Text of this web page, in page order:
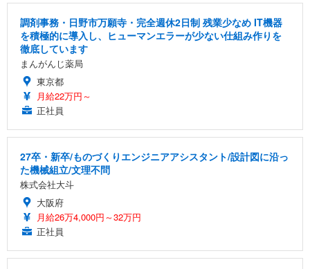
調剤事務・日野市万願寺・完全週休2日制 残業少なめ IT機器
を積極的に導入し、ヒューマンエラーが少ない仕組み作りを
徹底しています
まんがんじ薬局
東京都
月給22万円～
正社員
27卒・新卒/ものづくりエンジニアアシスタント/設計図に沿っ
た機械組立/文理不問
株式会社大斗
大阪府
月給26万4,000円～32万円
正社員